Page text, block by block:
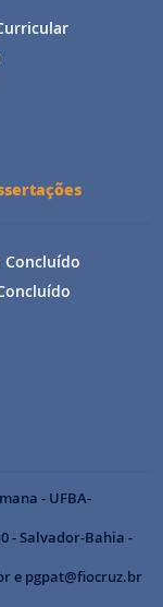
- UFBA-
- Salvador-Bahia -
e pgpat@fiocruz.br